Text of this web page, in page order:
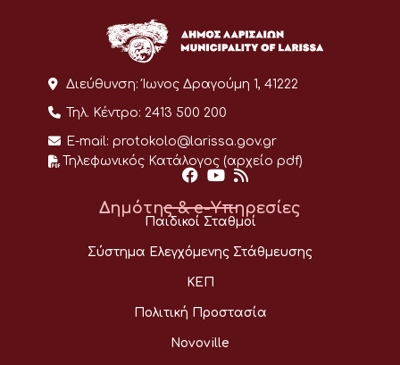
Διεύθυνση: Ίωνος Δραγούμη 1, 41222
Τηλ. Κέντρο: 2413 500 200
E-mail: protokolo@larissa.gov.gr
Τηλεφωνικός Κατάλογος (αρχείο pdf)
Δημότης & e-Υπηρεσίες
Παιδικοί Σταθμοί
Σύστημα Ελεγχόμενης Στάθμευσης
ΚΕΠ
Πολιτική Προστασία
Novoville